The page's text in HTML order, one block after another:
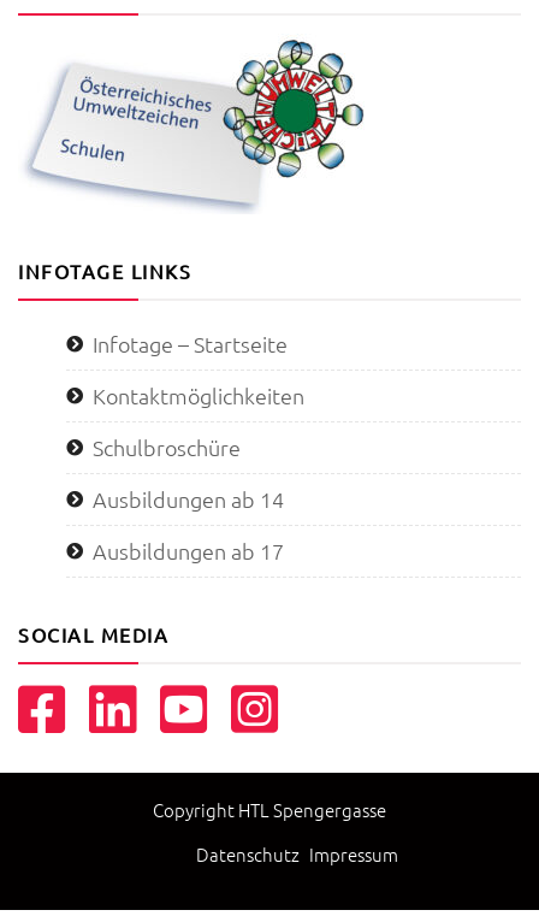
INFOTAGE LINKS
Infotage – Startseite
Kontaktmöglichkeiten
Schulbroschüre
Ausbildungen ab 14
Ausbildungen ab 17
SOCIAL MEDIA
Copyright HTL Spengergasse
Datenschutz Impressum